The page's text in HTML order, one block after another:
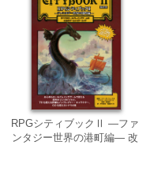
RPGシティブックⅡ ―ファ
ンタジー世界の港町編― 改